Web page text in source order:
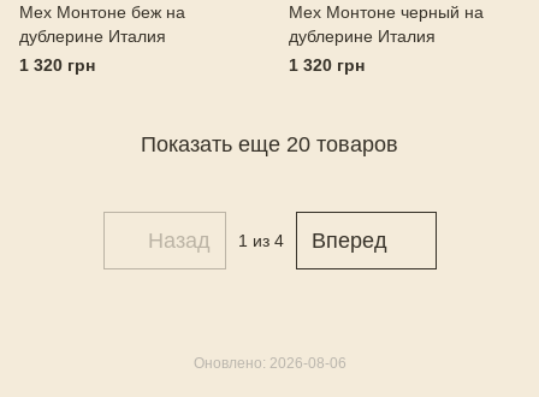
Мех Монтоне беж на
дублерине Италия
1 320 грн
Мех Монтоне черный на
дублерине Италия
1 320 грн
Показать еще 20 товаров
Назад 1 из 4 Вперед
Оновлено: 2026-08-06